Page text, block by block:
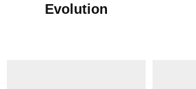
Evolution